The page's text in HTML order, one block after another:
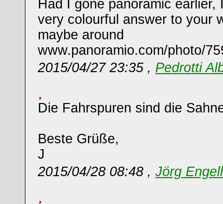
Had I gone panoramic earlier,
very colourful answer to your
maybe around
www.panoramio.com/photo/
2015/04/27 23:35 , Pedrotti
Die Fahrspuren sind die
Beste Grüße,
J
2015/04/28 08:48 , Jörg